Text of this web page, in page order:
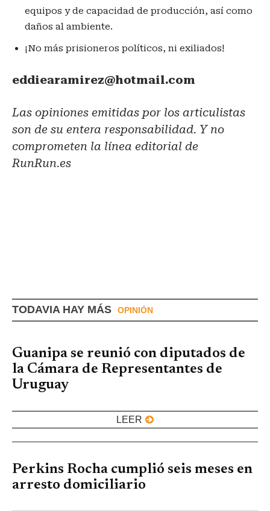
equipos y de capacidad de producción, así como
daños al ambiente.
¡No más prisioneros políticos, ni exiliados!
eddiearamirez@hotmail.com
Las opiniones emitidas por los articulistas
son de su entera responsabilidad. Y no
comprometen la línea editorial de
RunRun.es
TODAVIA HAY MÁS OPINIÓN
Guanipa se reunió con diputados de
la Cámara de Representantes de
Uruguay
LEER
Perkins Rocha cumplió seis meses en
arresto domiciliario